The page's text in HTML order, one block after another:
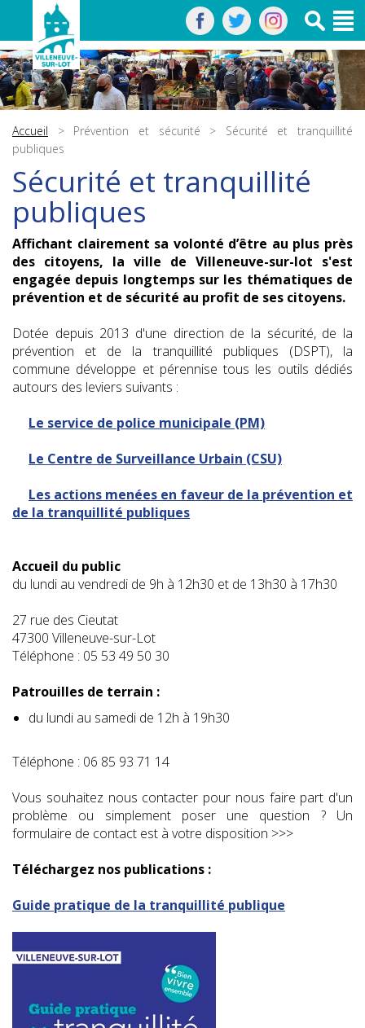
Accueil > Prévention et sécurité > Sécurité et tranquillité
publiques
Sécurité et tranquillité
publiques
Affichant clairement sa volonté d’être au plus près
des citoyens, la ville de Villeneuve-sur-lot s'est
engagée depuis longtemps sur les thématiques de
prévention et de sécurité au profit de ses citoyens.
Dotée depuis 2013 d'une direction de la sécurité, de la
prévention et de la tranquillité publiques (DSPT), la
commune développe et pérennise tous les outils dédiés
autours des leviers suivants :
Le service de police municipale (PM)
Le Centre de Surveillance Urbain (CSU)
Les actions menées en faveur de la prévention et
de la tranquillité publiques
Accueil du public
du lundi au vendredi de 9h à 12h30 et de 13h30 à 17h30
27 rue des Cieutat
47300 Villeneuve-sur-Lot
Téléphone : 05 53 49 50 30
Patrouilles de terrain :
du lundi au samedi de 12h à 19h30
Téléphone : 06 85 93 71 14
Vous souhaitez nous contacter pour nous faire part d'un
problème ou simplement poser une question ? Un
formulaire de contact est à votre disposition >>>
Téléchargez nos publications :
Guide pratique de la tranquillité publique